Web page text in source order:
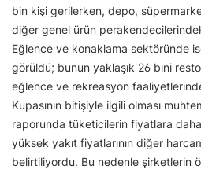
bin kişi gerilerken, depo,
diğer genel ürün
Eğlence ve konaklama sektöründe
görüldü; bunun yaklaşık 26 bini
eğlence ve rekreasyon
Kupasının bitişiyle ilgili olması
raporunda tüketicilerin fiyatlara
yüksek yakıt fiyatlarının diğer
belirtiliyordu. Bu nedenle şirketlerin